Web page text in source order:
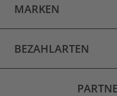
MARKEN
BEZAHLARTEN